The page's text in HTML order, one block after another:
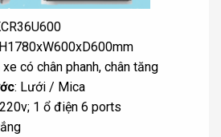
xe có chân phanh, chân tăng
: Lưới / Mica
1 ổ điện 6 ports